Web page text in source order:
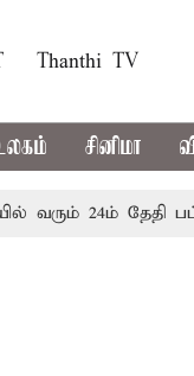
Thanthi TV
சினிமா
24ம் தேதி